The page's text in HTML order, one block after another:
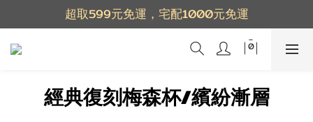
超取599元免運，宅配1000元免運
經典復刻梅森杯/繽紛漸層